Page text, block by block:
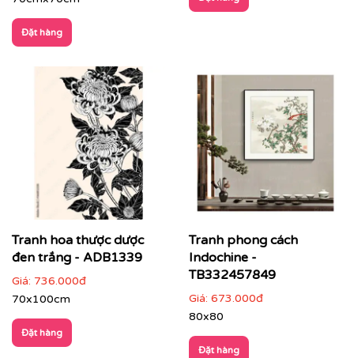
Đặt hàng
Tranh hoa thược dược
đen trắng - ADB1339
Giá: 736.000đ
70x100cm
Đặt hàng
Tranh phong cách
Indochine -
TB332457849
Giá: 673.000đ
80x80
Đặt hàng